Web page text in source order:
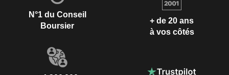
N°1 du Conseil
Boursier
+ de 20 ans
à vos côtés